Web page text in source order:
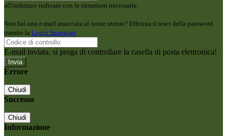
all'indirizzo indicato con le istruzioni necessarie.
Non hai una e-mail associata al nome utente? Effettua il reset della password
tramite la Login Spaggiari
E-mail inviata, si prega di controllare la casella di posta elettronica!
Errore
Chiudi
Successo
Chiudi
Informazione